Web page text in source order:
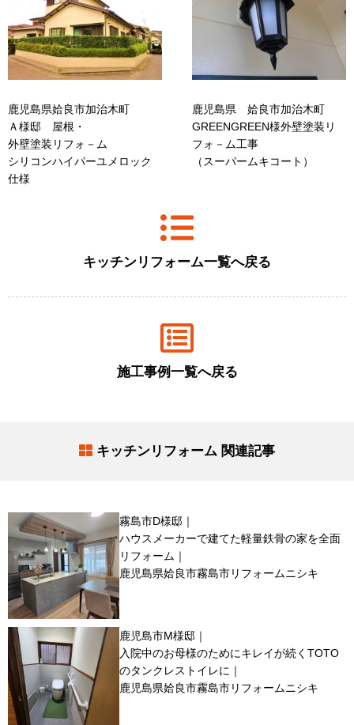
鹿児島県姶良市加治木町
Ａ様邸 屋根・
外壁塗装リフォ－ム
シリコンハイパーユメロック
仕様
キッチンリフォーム一覧へ戻る
施工事例一覧へ戻る
鹿児島県 姶良市加治木町
GREENGREEN様外壁塗装リ
フォ－ム工事
（スーパームキコート）
キッチンリフォーム 関連記事
霧島市D様邸｜
ハウスメーカーで建てた軽量鉄骨の家を全面
リフォーム｜
鹿児島県姶良市霧島市リフォームニシキ
鹿児島市M様邸｜
入院中のお母様のためにキレイが続くTOTO
のタンクレストイレに｜
鹿児島県姶良市霧島市リフォームニシキ